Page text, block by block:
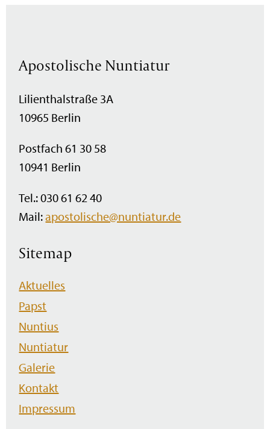
Apostolische Nuntiatur
Lilienthalstraße 3A
10965 Berlin
Postfach 61 30 58
10941 Berlin
Tel.: 030 61 62 40
Mail:apostolische@nuntiatur.de
Sitemap
Navigation
überspringen
Aktuelles
Papst
Nuntius
Nuntiatur
Galerie
Kontakt
Impressum